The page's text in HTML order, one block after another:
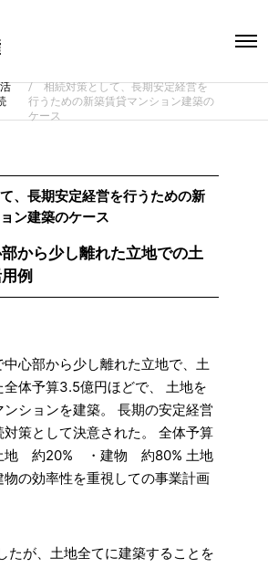
O
n
相続対策として、長期安定経営を
行うための新築賃貸マンション建築の
ケース
、長期安定経営を行うための新
ン建築のケース
から少し離れた立地での土
例
心部から少し離れた立地で、土
体予算3.5億円ほどで、 土地を
ションを建築。
長期の安定経営
策として決意された。
全体予算
地 約20% ・建物 約80% 土地
の効率性を重視しての事業計画
たが、土地全てに建築することを